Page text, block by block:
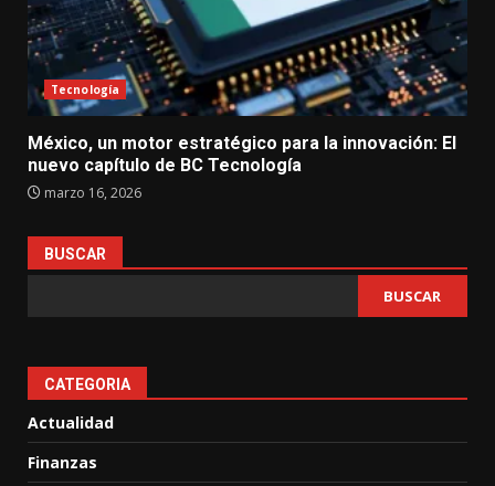
Tecnología
México, un motor estratégico para la innovación: El
nuevo capítulo de BC Tecnología
marzo 16, 2026
BUSCAR
BUSCAR
CATEGORIA
Actualidad
Finanzas